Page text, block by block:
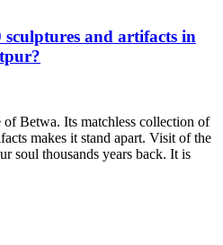
and artifacts in
Betwa. Its matchless collection of
makes it stand apart. Visit of the
soul thousands years back. It is